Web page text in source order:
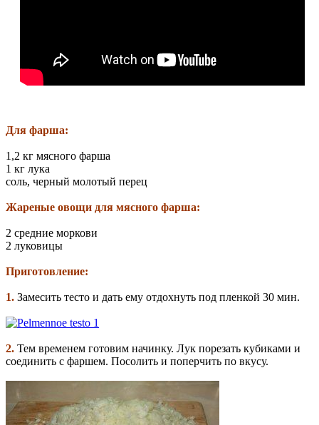
Для фарша:
1,2 кг мясного фарша
1 кг лука
соль, черный молотый перец
Жареные овощи для мясного фарша:
2 средние моркови
2 луковицы
Приготовление:
1. Замесить тесто и дать ему отдохнуть под пленкой 30 мин.
2. Тем временем готовим начинку. Лук порезать кубиками и
соединить с фаршем. Посолить и поперчить по вкусу.